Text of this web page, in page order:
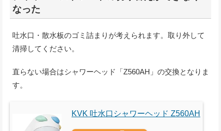
なった
吐水口・散水板のゴミ詰まりが考えられます。取り外して
清掃してください。
直らない場合はシャワーヘッド「Z560AH」の交換となりま
す。
KVK 吐水口シャワーヘッド Z560AH